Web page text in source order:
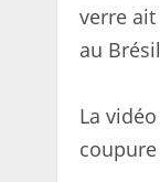
verre
au
La